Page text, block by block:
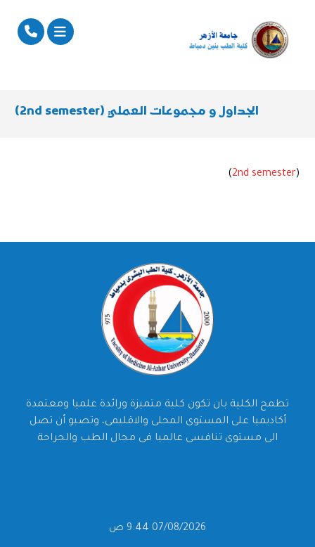
الجداول و مجموعات العملي (2nd semester)
(
2nd semester
)
تطمح الكلية بان تكون كلية متميزة ورائدة علميا ومعتمدة
أكاديميا على المستوى المحلى والاقليمى، وتصبو أن تصل
الى مستوى تنافسى عالميا فى مجال الطب والجراحة
07/08/2026 9:44 ص